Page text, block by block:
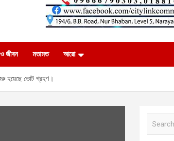
ও জীবন মতামত আরো
হয়েছে ভোট গ্রহণ।